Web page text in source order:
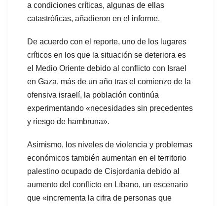
a condiciones críticas, algunas de ellas
catastróficas, añadieron en el informe.
De acuerdo con el reporte, uno de los lugares
críticos en los que la situación se deteriora es
el Medio Oriente debido al conflicto con Israel
en Gaza, más de un año tras el comienzo de la
ofensiva israelí, la población continúa
experimentando «necesidades sin precedentes
y riesgo de hambruna».
Asimismo, los niveles de violencia y problemas
económicos también aumentan en el territorio
palestino ocupado de Cisjordania debido al
aumento del conflicto en Líbano, un escenario
que «incrementa la cifra de personas que